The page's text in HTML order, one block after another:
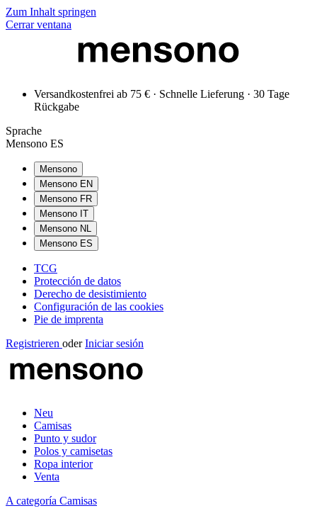
Zum Inhalt springen
Cerrar ventana
Versandkostenfrei ab 75 € · Schnelle Lieferung · 30 Tage
Rückgabe
Sprache
Mensono ES
Mensono
Mensono EN
Mensono FR
Mensono IT
Mensono NL
Mensono ES
TCG
Protección de datos
Derecho de desistimiento
Configuración de las cookies
Pie de imprenta
Registrieren oder Iniciar sesión
Neu
Camisas
Punto y sudor
Polos y camisetas
Ropa interior
Venta
A categoría Camisas